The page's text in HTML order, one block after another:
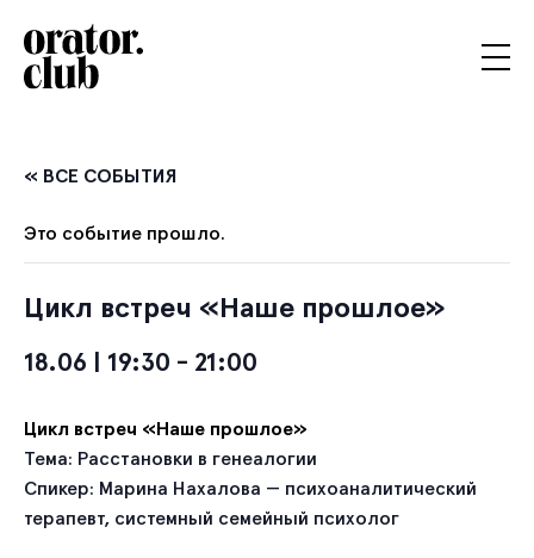
« ВСЕ СОБЫТИЯ
Это событие прошло.
Цикл встреч «Наше прошлое»
18.06 | 19:30 - 21:00
Цикл встреч «Наше прошлое»
Тема: Расстановки в генеалогии
Спикер: Марина Нахалова — психоаналитический
терапевт, системный семейный психолог